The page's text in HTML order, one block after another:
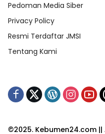
Pedoman Media Siber
Privacy Policy
Resmi Terdaftar JMSI
Tentang Kami
©2025. Kebumen24.com ||